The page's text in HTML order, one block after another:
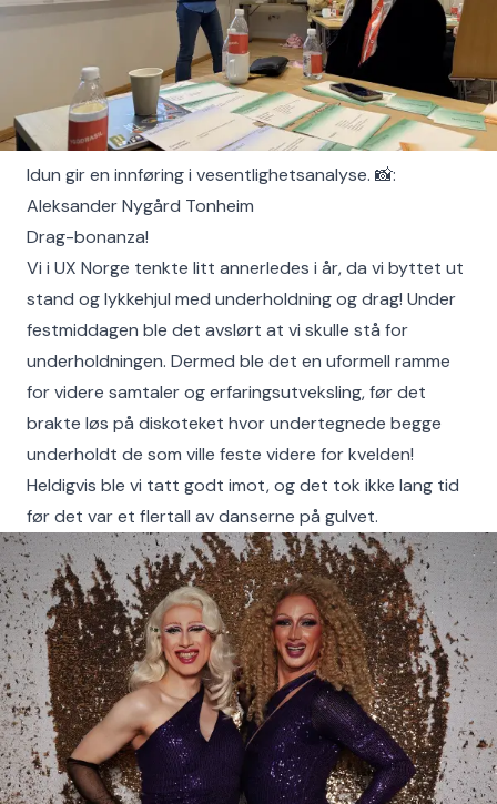
Idun gir en innføring i vesentlighetsanalyse. 📸:
Aleksander Nygård Tonheim
Drag-bonanza!
Vi i UX Norge tenkte litt annerledes i år, da vi byttet ut
stand og lykkehjul med underholdning og drag! Under
festmiddagen ble det avslørt at vi skulle stå for
underholdningen. Dermed ble det en uformell ramme
for videre samtaler og erfaringsutveksling, før det
brakte løs på diskoteket hvor undertegnede begge
underholdt de som ville feste videre for kvelden!
Heldigvis ble vi tatt godt imot, og det tok ikke lang tid
før det var et flertall av danserne på gulvet.